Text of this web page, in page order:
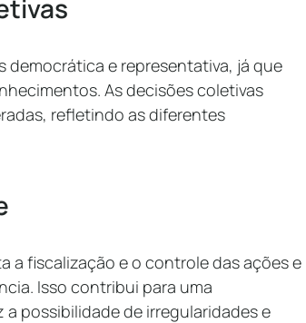
democrática e representativa, já que
As decisões coletivas
refletindo as diferentes
a fiscalização e o controle das ações e
Isso contribui para uma
possibilidade de irregularidades e